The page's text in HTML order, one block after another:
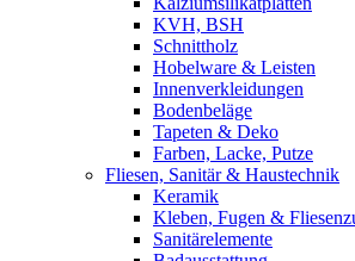
KVH, BSH
Schnittholz
Hobelware & Leisten
Innenverkleidungen
Bodenbeläge
Tapeten & Deko
Farben, Lacke, Putze
Fliesen, Sanitär & Haustechnik
Keramik
Kleben, Fugen &
Sanitärelemente